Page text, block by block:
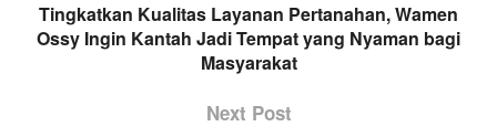
Tingkatkan Kualitas Layanan Pertanahan, Wamen
Ossy Ingin Kantah Jadi Tempat yang Nyaman bagi
Masyarakat
Next Post